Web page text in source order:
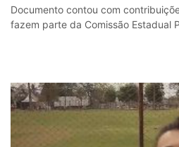
Documento contou com
fazem parte da Comissão Estadual